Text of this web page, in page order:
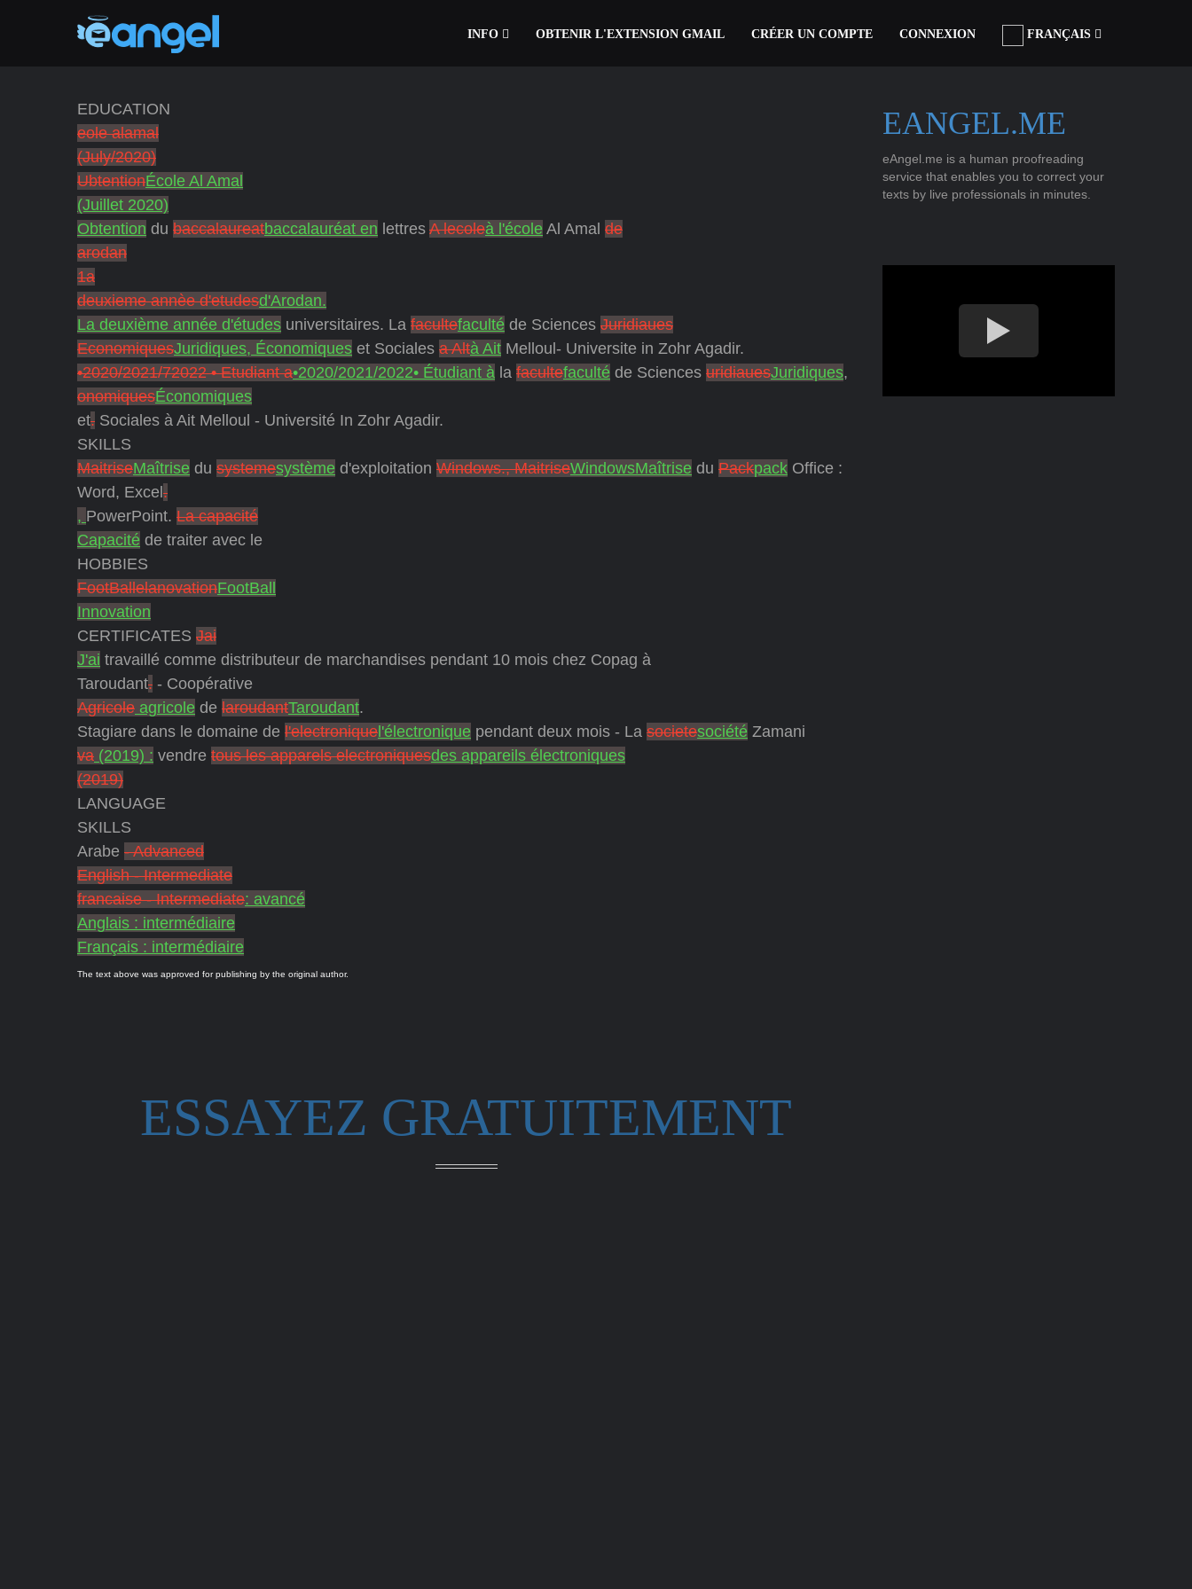
INFO OBTENIR L'EXTENSION GMAIL CRÉER UN COMPTE CONNEXION FRANÇAIS
EDUCATION
eole alamal
(July/2020)
UbtentionÉcole Al Amal
(Juillet 2020)
Obtention du baccalaureatbaccalauréat en lettres A lecoleà l'école Al Amal de
arodan
1a
deuxieme annèe d'etudesd'Arodan.
La deuxième année d'études universitaires. La facultefaculté de Sciences Juridiaues
EconomiquesJuridiques, Économiques et Sociales a Altà Ait Melloul- Universite in Zohr Agadir.
•2020/2021/72022 • Etudiant a•2020/2021/2022• Étudiant à la facultefaculté de Sciences uridiauesJuridiques,
onomiquesÉconomiques
et. Sociales à Ait Melloul - Université In Zohr Agadir.
SKILLS
MaitriseMaîtrise du systemesystème d'exploitation Windows., MaitriseWindowsMaîtrise du Packpack Office :
Word, Excel .
, PowerPoint. La capacité
Capacité de traiter avec le
HOBBIES
FootBallelanovationFootBall
Innovation
CERTIFICATES Jai
J'ai travaillé comme distributeur de marchandises pendant 10 mois chez Copag à
Taroudant. - Coopérative
Agricole agricole de laroudantTaroudant.
Stagiare dans le domaine de l'electronique l'électronique pendant deux mois - La societesociété Zamani
va (2019) : vendre tous les apparels electroniquesdes appareils électroniques
(2019)
LANGUAGE
SKILLS
Arabe - Advanced
English - Intermediate
francaise - Intermediate: avancé
Anglais : intermédiaire
Français : intermédiaire
The text above was approved for publishing by the original author.
ESSAYEZ GRATUITEMENT
EANGEL.ME
eAngel.me is a human proofreading
service that enables you to correct your
texts by live professionals in minutes.